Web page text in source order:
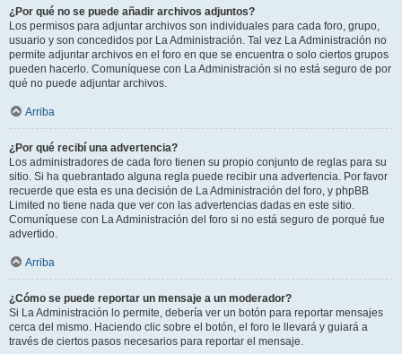
¿Por qué no se puede añadir archivos adjuntos?
Los permisos para adjuntar archivos son individuales para cada foro, grupo,
usuario y son concedidos por La Administración. Tal vez La Administración no
permite adjuntar archivos en el foro en que se encuentra o solo ciertos grupos
pueden hacerlo. Comuníquese con La Administración si no está seguro de por
qué no puede adjuntar archivos.
Arriba
¿Por qué recibí una advertencia?
Los administradores de cada foro tienen su propio conjunto de reglas para su
sitio. Si ha quebrantado alguna regla puede recibir una advertencia. Por favor
recuerde que esta es una decisión de La Administración del foro, y phpBB
Limited no tiene nada que ver con las advertencias dadas en este sitio.
Comuníquese con La Administración del foro si no está seguro de porqué fue
advertido.
Arriba
¿Cómo se puede reportar un mensaje a un moderador?
Si La Administración lo permite, debería ver un botón para reportar mensajes
cerca del mismo. Haciendo clic sobre el botón, el foro le llevará y guiará a
través de ciertos pasos necesarios para reportar el mensaje.